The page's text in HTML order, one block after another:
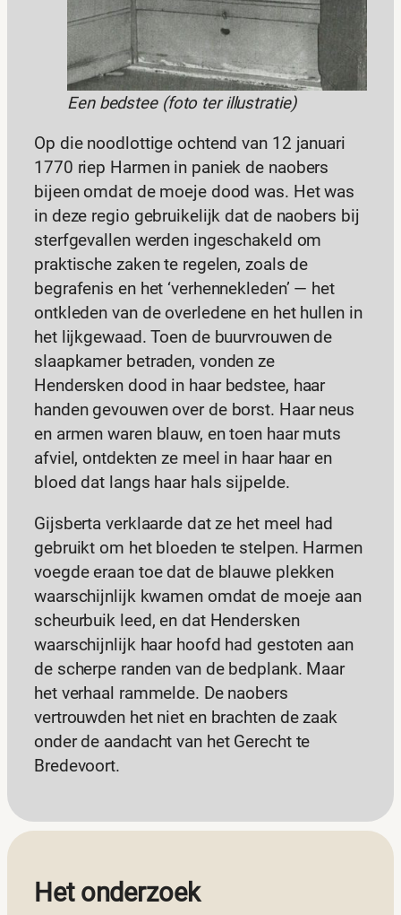
Een bedstee (foto ter illustratie)
Op die noodlottige ochtend van 12 januari
1770 riep Harmen in paniek de naobers
bijeen omdat de moeje dood was. Het was
in deze regio gebruikelijk dat de naobers bij
sterfgevallen werden ingeschakeld om
praktische zaken te regelen, zoals de
begrafenis en het ‘verhennekleden’ — het
ontkleden van de overledene en het hullen in
het lijkgewaad. Toen de buurvrouwen de
slaapkamer betraden, vonden ze
Hendersken dood in haar bedstee, haar
handen gevouwen over de borst. Haar neus
en armen waren blauw, en toen haar muts
afviel, ontdekten ze meel in haar haar en
bloed dat langs haar hals sijpelde.
Gijsberta verklaarde dat ze het meel had
gebruikt om het bloeden te stelpen. Harmen
voegde eraan toe dat de blauwe plekken
waarschijnlijk kwamen omdat de moeje aan
scheurbuik leed, en dat Hendersken
waarschijnlijk haar hoofd had gestoten aan
de scherpe randen van de bedplank. Maar
het verhaal rammelde. De naobers
vertrouwden het niet en brachten de zaak
onder de aandacht van het Gerecht te
Bredevoort.
Het onderzoek